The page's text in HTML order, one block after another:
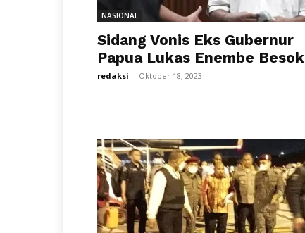
NASIONAL
Sidang Vonis Eks Gubernur
Papua Lukas Enembe Besok
redaksi - Oktober 18, 2023